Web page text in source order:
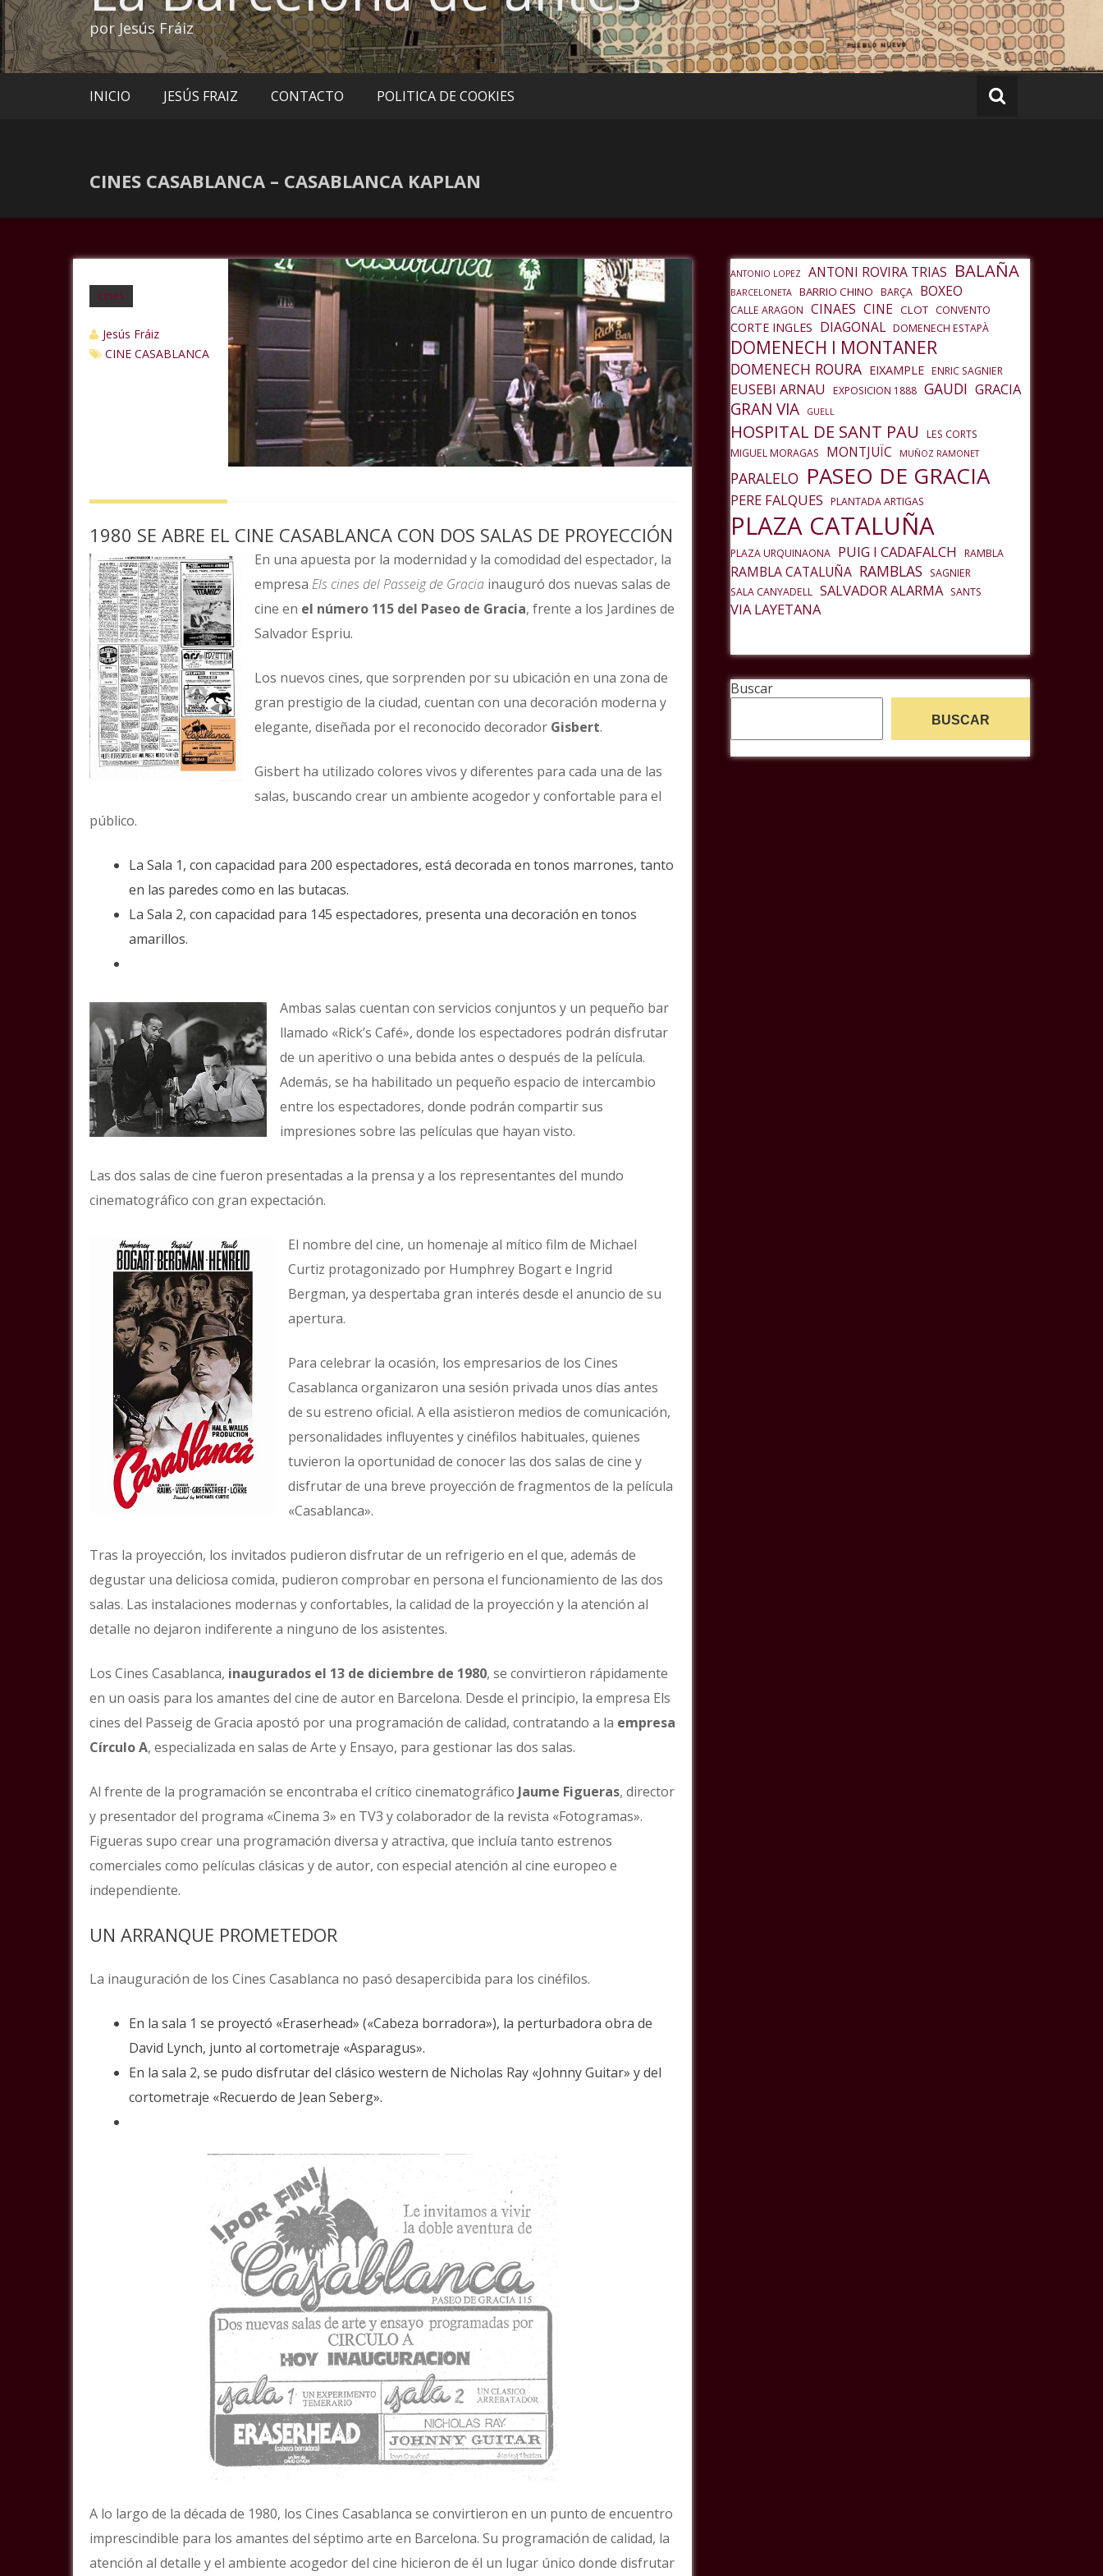
por Jesús Fráiz
INICIO JESÚS FRAIZ CONTACTO POLITICA DE COOKIES
CINES CASABLANCA – CASABLANCA KAPLAN
cines
Jesús Fráiz
CINE CASABLANCA
1980 SE ABRE EL CINE CASABLANCA CON DOS SALAS DE PROYECCIÓN
En una apuesta por la modernidad y la comodidad del espectador, la
empresa Els cines del Passeig de Gracia inauguró dos nuevas salas de
cine en el número 115 del Paseo de Gracia, frente a los Jardines de
Salvador Espriu.
Los nuevos cines, que sorprenden por su ubicación en una zona de
gran prestigio de la ciudad, cuentan con una decoración moderna y
elegante, diseñada por el reconocido decorador Gisbert.
Gisbert ha utilizado colores vivos y diferentes para cada una de las
salas, buscando crear un ambiente acogedor y confortable para el
público.
La Sala 1, con capacidad para 200 espectadores, está decorada en tonos marrones, tanto
en las paredes como en las butacas.
La Sala 2, con capacidad para 145 espectadores, presenta una decoración en tonos
amarillos.
Ambas salas cuentan con servicios conjuntos y un pequeño bar
llamado «Rick’s Café», donde los espectadores podrán disfrutar
de un aperitivo o una bebida antes o después de la película.
Además, se ha habilitado un pequeño espacio de intercambio
entre los espectadores, donde podrán compartir sus
impresiones sobre las películas que hayan visto.
Las dos salas de cine fueron presentadas a la prensa y a los representantes del mundo
cinematográfico con gran expectación.
El nombre del cine, un homenaje al mítico film de Michael
Curtiz protagonizado por Humphrey Bogart e Ingrid
Bergman, ya despertaba gran interés desde el anuncio de su
apertura.
Para celebrar la ocasión, los empresarios de los Cines
Casablanca organizaron una sesión privada unos días antes
de su estreno oficial. A ella asistieron medios de comunicación,
personalidades influyentes y cinéfilos habituales, quienes
tuvieron la oportunidad de conocer las dos salas de cine y
disfrutar de una breve proyección de fragmentos de la película
«Casablanca».
Tras la proyección, los invitados pudieron disfrutar de un refrigerio en el que, además de
degustar una deliciosa comida, pudieron comprobar en persona el funcionamiento de las dos
salas. Las instalaciones modernas y confortables, la calidad de la proyección y la atención al
detalle no dejaron indiferente a ninguno de los asistentes.
Los Cines Casablanca, inaugurados el 13 de diciembre de 1980, se convirtieron rápidamente
en un oasis para los amantes del cine de autor en Barcelona. Desde el principio, la empresa Els
cines del Passeig de Gracia apostó por una programación de calidad, contratando a la empresa
Círculo A, especializada en salas de Arte y Ensayo, para gestionar las dos salas.
Al frente de la programación se encontraba el crítico cinematográfico Jaume Figueras, director
y presentador del programa «Cinema 3» en TV3 y colaborador de la revista «Fotogramas».
Figueras supo crear una programación diversa y atractiva, que incluía tanto estrenos
comerciales como películas clásicas y de autor, con especial atención al cine europeo e
independiente.
UN ARRANQUE PROMETEDOR
La inauguración de los Cines Casablanca no pasó desapercibida para los cinéfilos.
En la sala 1 se proyectó «Eraserhead» («Cabeza borradora»), la perturbadora obra de
David Lynch, junto al cortometraje «Asparagus».
En la sala 2, se pudo disfrutar del clásico western de Nicholas Ray «Johnny Guitar» y del
cortometraje «Recuerdo de Jean Seberg».
A lo largo de la década de 1980, los Cines Casablanca se convirtieron en un punto de encuentro
imprescindible para los amantes del séptimo arte en Barcelona. Su programación de calidad, la
atención al detalle y el ambiente acogedor del cine hicieron de él un lugar único donde disfrutar
ANTONIO LOPEZ ANTONI ROVIRA TRIAS BALAÑA
BARCELONETA BARRIO CHINO BARÇA BOXEO
CALLE ARAGON CINAES CINE CLOT CONVENTO
CORTE INGLES DIAGONAL DOMENECH ESTAPÀ
DOMENECH I MONTANER
DOMENECH ROURA EIXAMPLE ENRIC SAGNIER
EUSEBI ARNAU EXPOSICION 1888 GAUDI GRACIA
GRAN VIA GUELL
HOSPITAL DE SANT PAU
LES CORTS
MIGUEL MORAGAS
MONTJUÏC MUÑOZ RAMONET
PARALELO PASEO DE GRACIA
PERE FALQUES PLANTADA ARTIGAS
PLAZA CATALUÑA
PLAZA URQUINAONA PUIG I CADAFALCH RAMBLA
RAMBLA CATALUÑA RAMBLAS
SAGNIER
SALA CANYADELL SALVADOR ALARMA SANTS
VIA LAYETANA
Buscar
BUSCAR